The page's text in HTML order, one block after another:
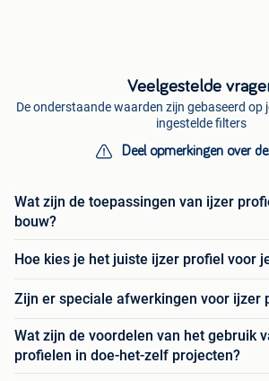
Veelgestelde
De onderstaande waarden zijn gebaseerd op
ingestelde filters
Deel opmerkingen over
Wat zijn de toepassingen van ijzer
bouw?
Hoe kies je het juiste ijzer profiel voor
Zijn er speciale afwerkingen voor ijzer
Wat zijn de voordelen van het gebruik
profielen in doe-het-zelf projecten?